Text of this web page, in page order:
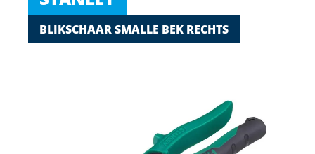
BLIKSCHAAR SMALLE BEK RECHTS